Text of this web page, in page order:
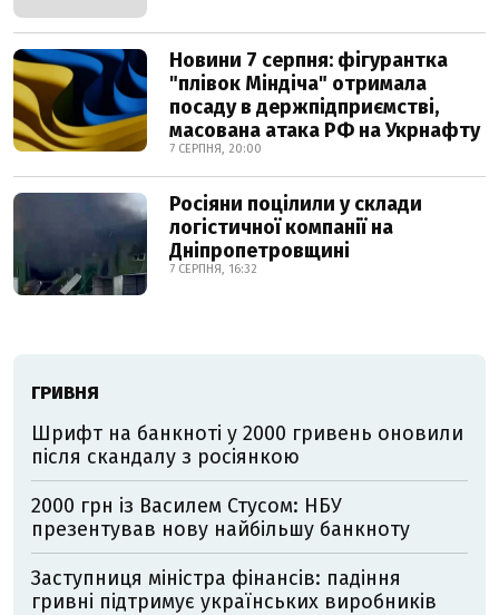
Новини 7 серпня: фігурантка
"плівок Міндіча" отримала
посаду в держпідприємстві,
масована атака РФ на Укрнафту
7 СЕРПНЯ, 20:00
Росіяни поцілили у склади
логістичної компанії на
Дніпропетровщині
7 СЕРПНЯ, 16:32
ГРИВНЯ
Шрифт на банкноті у 2000 гривень оновили
після скандалу з росіянкою
2000 грн із Василем Стусом: НБУ
презентував нову найбільшу банкноту
Заступниця міністра фінансів: падіння
гривні підтримує українських виробників